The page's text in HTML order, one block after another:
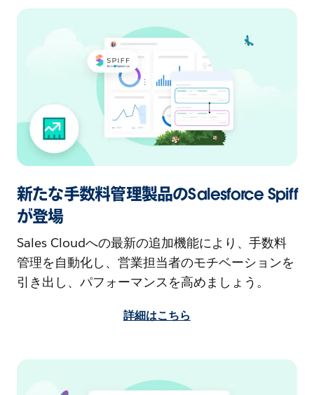
新たな手数料管理製品のSalesforce Spiff
が登場
Sales Cloudへの最新の追加機能により、手数料
管理を自動化し、営業担当者のモチベーションを
引き出し、パフォーマンスを高めましょう。
詳細はこちら